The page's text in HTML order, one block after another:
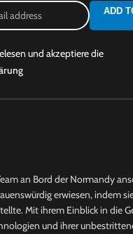
ADD
und akzeptiere die
an Bord der Normandy
erwiesen, indem
Mit ihrem Einblick in die
und ihrer